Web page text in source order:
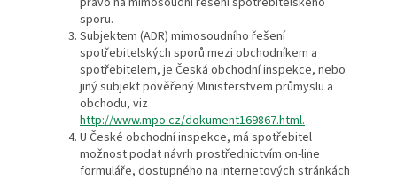
sporu.
Subjektem (ADR) mimosoudního řešení
spotřebitelských sporů mezi obchodníkem a
spotřebitelem, je Česká obchodní inspekce, nebo
jiný subjekt pověřený Ministerstvem průmyslu a
obchodu, viz
http://www.mpo.cz/dokument169867.html.
U České obchodní inspekce, má spotřebitel
možnost podat návrh prostřednictvím on-line
formuláře, dostupného na internetových stránkách